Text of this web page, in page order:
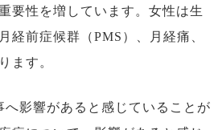
要性を増しています。女性は生
前症候群（PMS）、月経痛、
ます。
影響があると感じていることが